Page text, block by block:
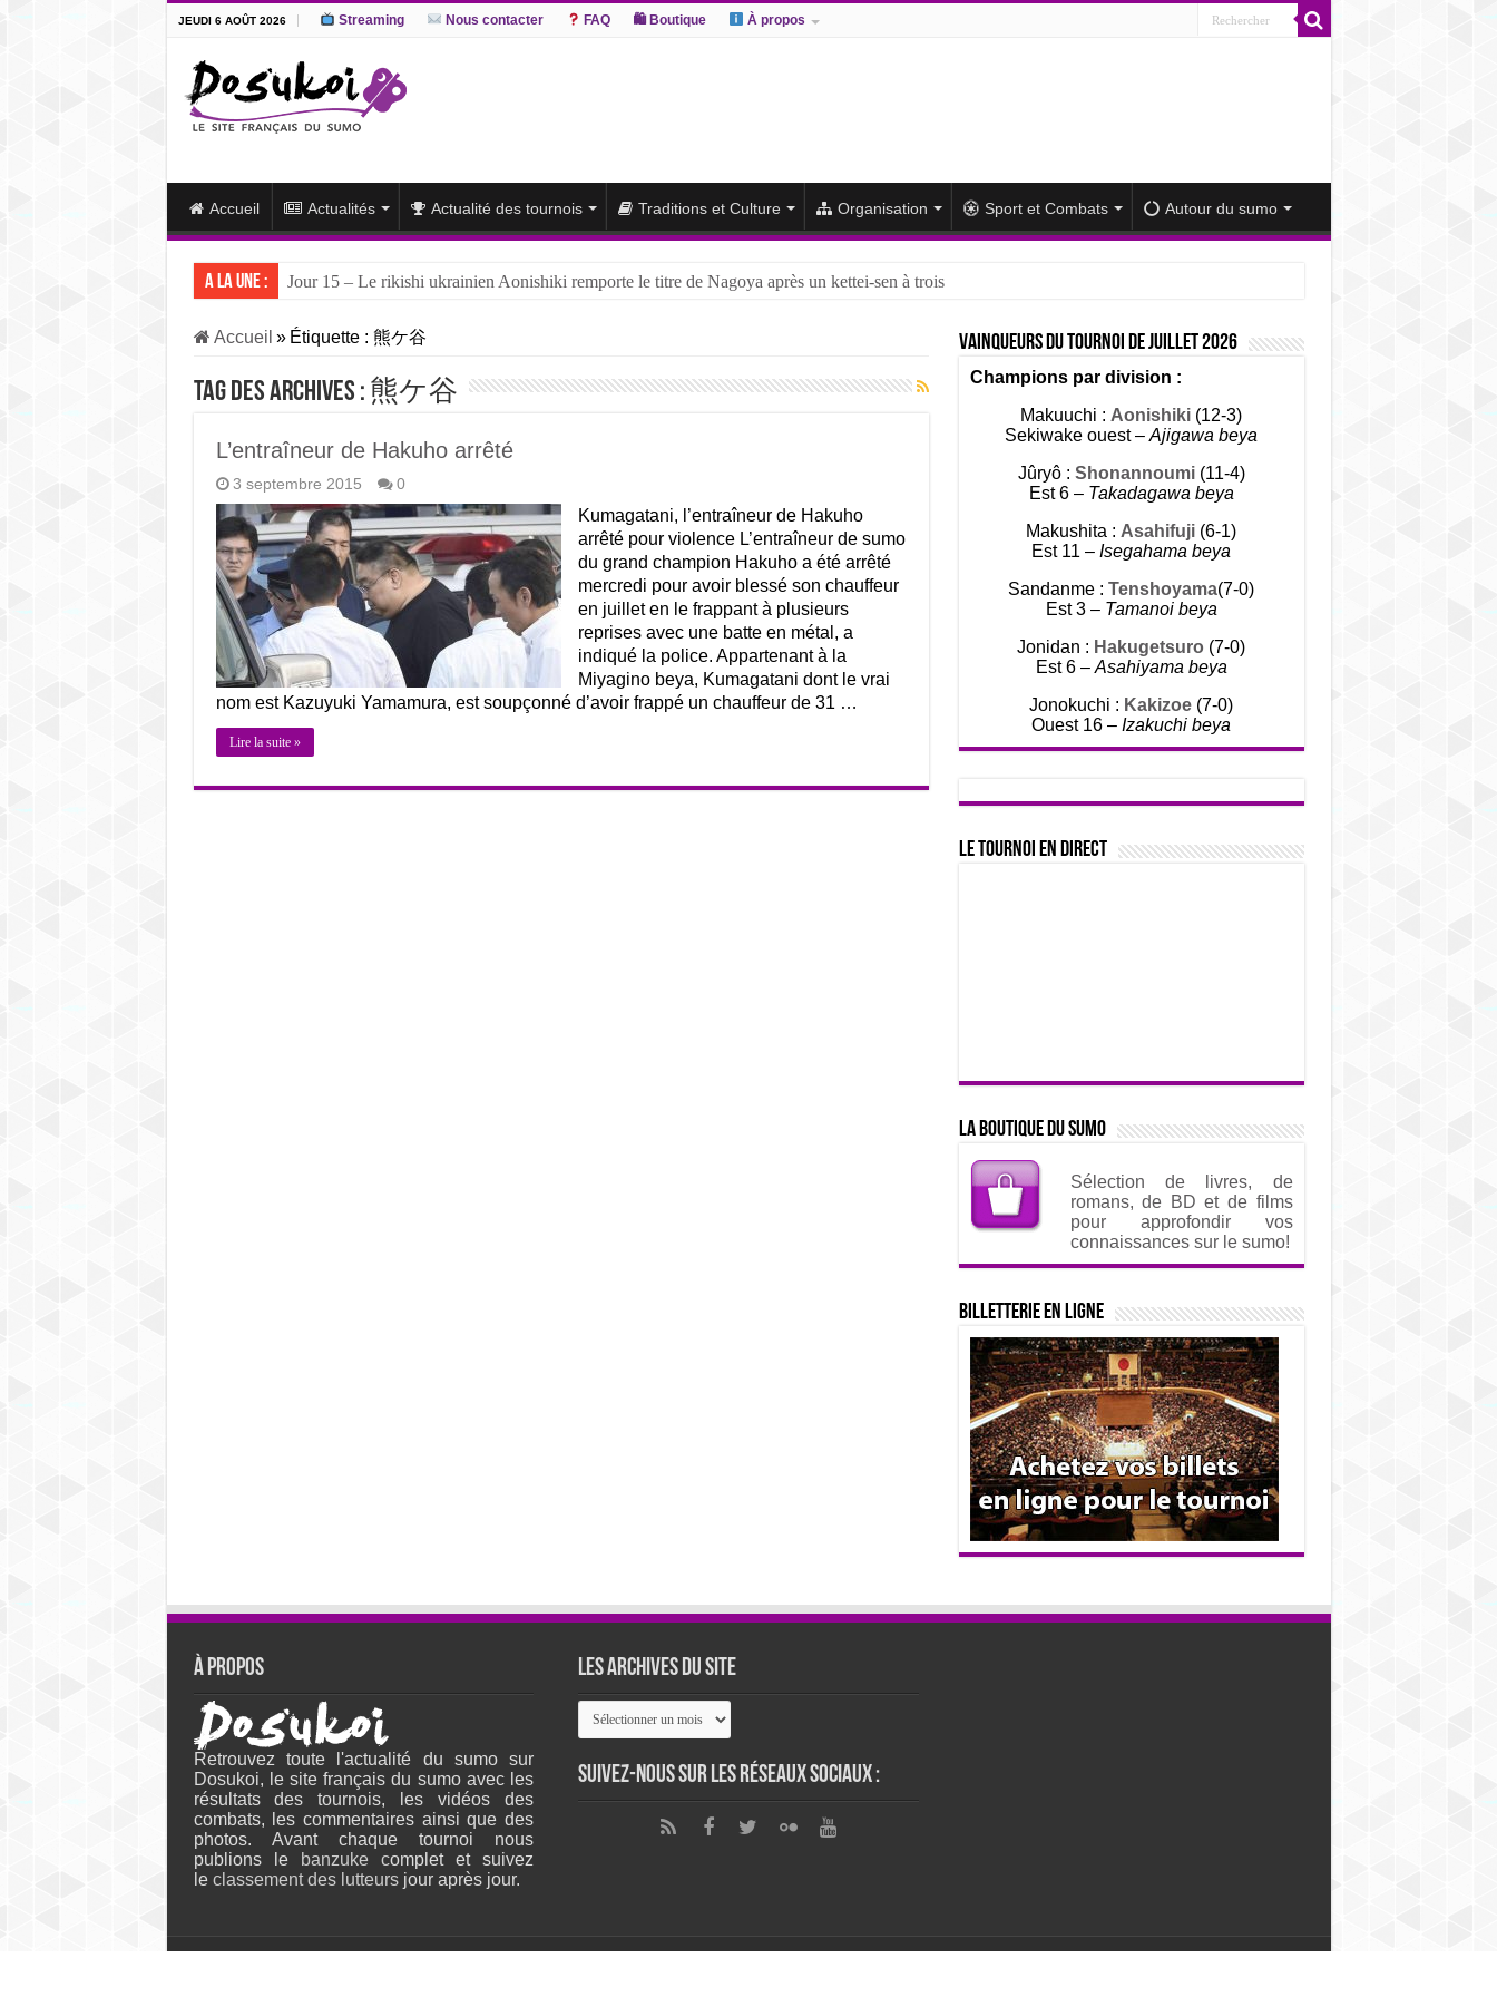
JEUDI 6 AOÛT 2026 Streaming Nous contacter FAQ 🛍 Boutique À propos
Accueil Actualités Actualité des tournois Traditions et Culture Organisation Sport et Combats Autour du sumo
A la une : Jour 15 – Le rikishi ukrainien Aonishiki remporte le titre de Nagoya après un kettei-sen à trois
Accueil » Étiquette : 熊ケ谷
Tag des archives : 熊ケ谷
L’entraîneur de Hakuho arrêté
3 septembre 2015 0
Kumagatani, l’entraîneur de Hakuho
arrêté pour violence L’entraîneur de sumo
du grand champion Hakuho a été arrêté
mercredi pour avoir blessé son chauffeur
en juillet en le frappant à plusieurs
reprises avec une batte en métal, a
indiqué la police. Appartenant à la
Miyagino beya, Kumagatani dont le vrai
nom est Kazuyuki Yamamura, est soupçonné d’avoir frappé un chauffeur de 31 …
Lire la suite »
Vainqueurs du tournoi de Juillet 2026
Champions par division :
Makuuchi : Aonishiki (12-3)
Sekiwake ouest – Ajigawa beya
Jûryô : Shonannoumi (11-4)
Est 6 – Takadagawa beya
Makushita : Asahifuji (6-1)
Est 11 – Isegahama beya
Sandanme : Tenshoyama(7-0)
Est 3 – Tamanoi beya
Jonidan : Hakugetsuro (7-0)
Est 6 – Asahiyama beya
Jonokuchi : Kakizoe (7-0)
Ouest 16 – Izakuchi beya
Le tournoi en direct
La boutique du sumo
Sélection de livres, de
romans, de BD et de films
pour approfondir vos
connaissances sur le sumo!
Billetterie en ligne
À propos
Retrouvez toute l'actualité du sumo sur
Dosukoi, le site français du sumo avec les
résultats des tournois, les vidéos des
combats, les commentaires ainsi que des
photos. Avant chaque tournoi nous
publions le
banzuke complet et suivez
le classement des lutteursjour après jour.
Les archives du site
Les
archives
site
Suivez-nous sur les réseaux sociaux :